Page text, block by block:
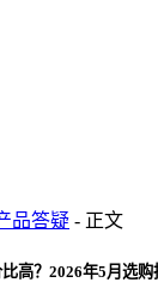
品答疑 - 正文
高？2026年5月选